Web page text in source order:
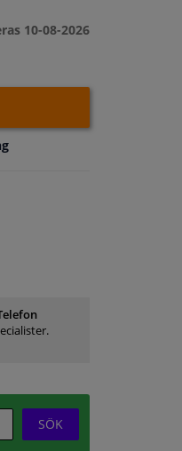
10-08-2026
SÖK